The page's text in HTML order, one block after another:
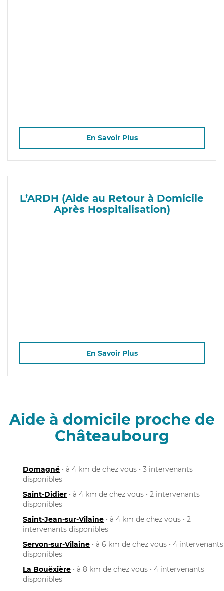
En Savoir Plus
L’ARDH (Aide au Retour à Domicile
Après Hospitalisation)
En Savoir Plus
Aide à domicile proche de
Châteaubourg
Domagné • à 4 km de chez vous • 3 intervenants
disponibles
Saint-Didier • à 4 km de chez vous • 2 intervenants
disponibles
Saint-Jean-sur-Vilaine • à 4 km de chez vous • 2
intervenants disponibles
Servon-sur-Vilaine • à 6 km de chez vous • 4 intervenants
disponibles
La Bouëxière • à 8 km de chez vous • 4 intervenants
disponibles